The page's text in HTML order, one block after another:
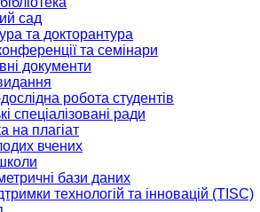
сад
та докторантура
та семінари
документи
робота студентів
спеціалізовані ради
на плагіат
вчених
бази даних
технологій та інновацій (TISC)